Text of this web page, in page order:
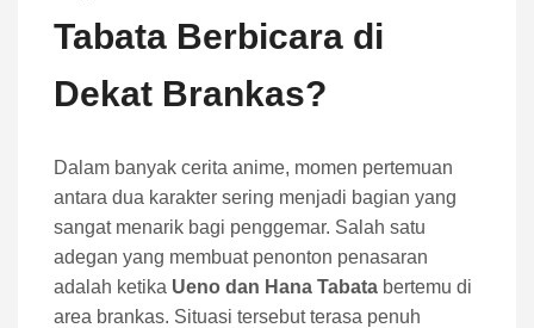
Tabata Berbicara di
Dekat Brankas?
Dalam banyak cerita anime, momen pertemuan
antara dua karakter sering menjadi bagian yang
sangat menarik bagi penggemar. Salah satu
adegan yang membuat penonton penasaran
adalah ketika Ueno dan Hana Tabata bertemu di
area brankas. Situasi tersebut terasa penuh